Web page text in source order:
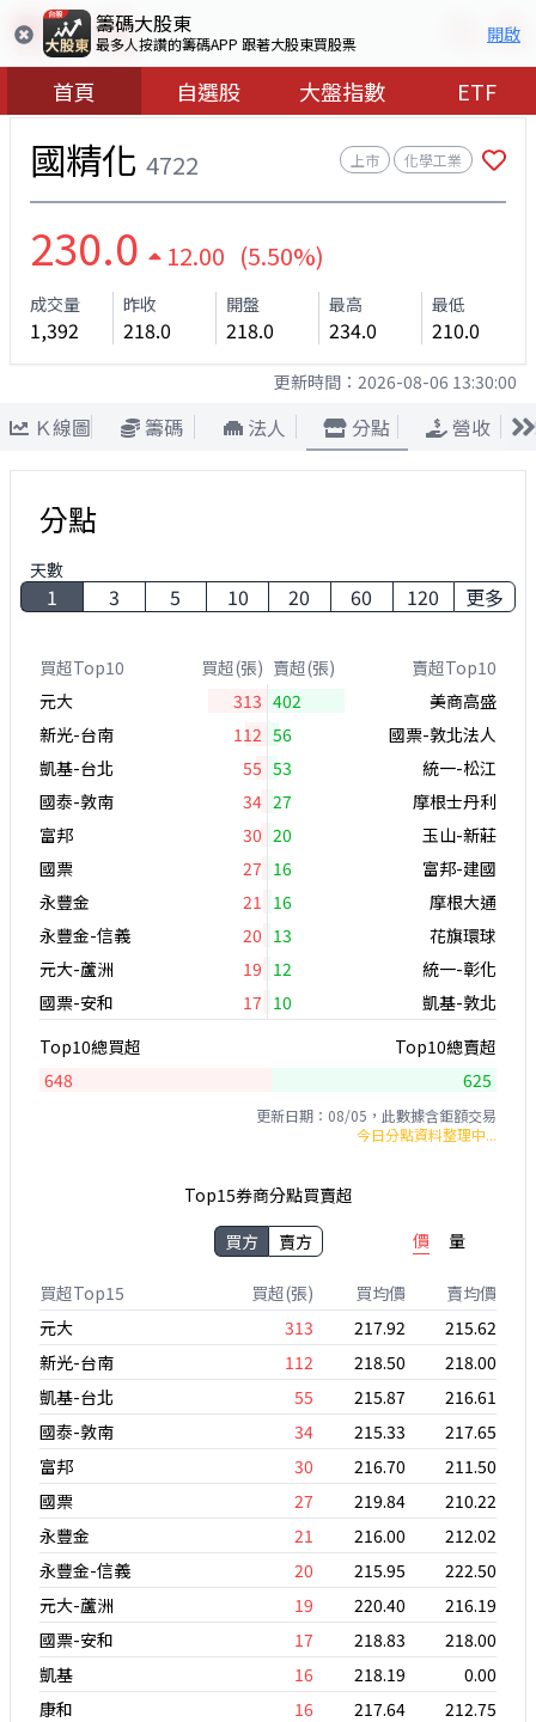
籌碼大股東
最多人按讚的籌碼APP 跟著大股東買股票 開啟
首頁 自選股 大盤指數 ETF
國精化 4722 上市 化學工業
230.0 12.00 (5.50%)
成交量
1,392
昨收
218.0
開盤
218.0
最高
234.0
最低
210.0
更新時間： 2026-08-06 13:30:00
Ｋ線圖 籌碼 法人 分點 營收
分點
天數
1 3 5 10 20 60 120 更多
買超Top10 買超(張) 賣超(張)
賣超Top10
元大
313 402
美商高盛
新光-台南
112 56
國票-敦北法人
凱基-台北
55 53
統一-松江
國泰-敦南
34 27
摩根士丹利
富邦
30 20
玉山-新莊
國票
27 16
富邦-建國
永豐金
21 16
摩根大通
永豐金-信義
20 13
花旗環球
元大-蘆洲
19 12
統一-彰化
國票-安和
17 10
凱基-敦北
Top10總買超
Top10總賣超
648
625
更新日期：08/05，此數據含鉅額交易
今日分點資料整理中...
Top15券商分點買賣超
買方
賣方 價 量
買超Top15 買超(張) 買均價
賣均價
元大
313 217.92
215.62
新光-台南
112 218.50
218.00
凱基-台北
55 215.87
216.61
國泰-敦南
34 215.33
217.65
富邦
30 216.70
211.50
國票
27 219.84
210.22
永豐金
21 216.00
212.02
永豐金-信義
20 215.95
222.50
元大-蘆洲
19 220.40
216.19
國票-安和
17 218.83
218.00
凱基
16 218.19
0.00
康和
16 217.64
212.75